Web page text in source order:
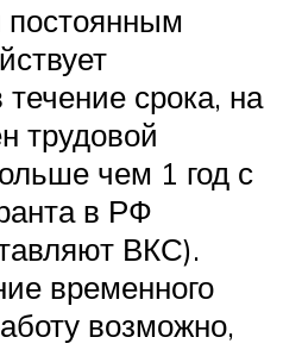
срока, на
трудовой
чем 1 год с
в РФ
ВКС).
временного
возможно,